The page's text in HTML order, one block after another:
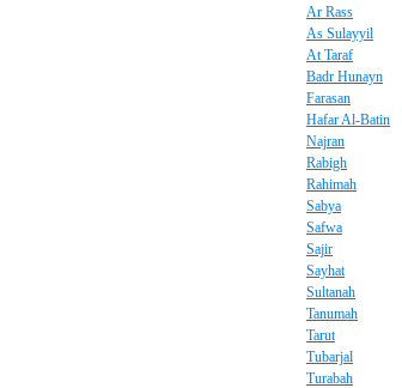
Ar Rass
As Sulayyil
At Taraf
Badr Hunayn
Farasan
Hafar Al-Batin
Najran
Rabigh
Rahimah
Sabya
Safwa
Sajir
Sayhat
Sultanah
Tanumah
Tarut
Tubarjal
Turabah